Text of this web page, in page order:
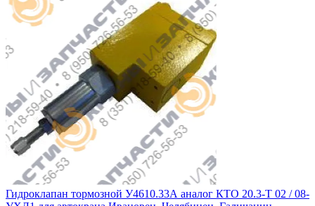
Гидроклапан тормозной У4610.33А аналог КТО 20.3-Т 02 / 08-